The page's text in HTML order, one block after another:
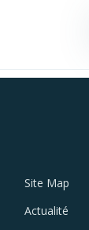
Site Map
Actualité